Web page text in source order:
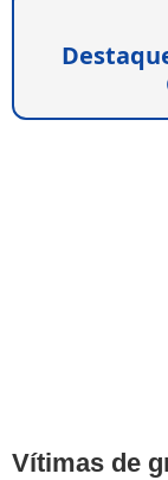
Vítimas de